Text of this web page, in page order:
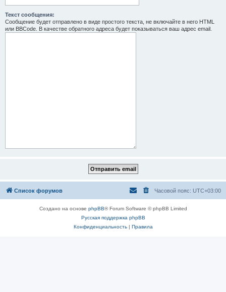
Текст сообщения:
Сообщение будет отправлено в виде простого текста, не включайте в него HTML
или BBCode. В качестве обратного адреса будет показываться ваш адрес email.
Список форумов Часовой пояс: UTC+03:00
Создано на основе phpBB® Forum Software © phpBB Limited
Русская поддержка phpBB
Конфиденциальность| Правила